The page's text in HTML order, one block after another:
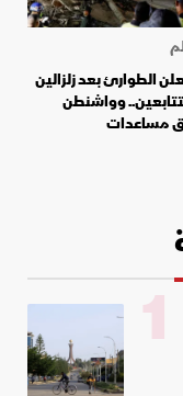
الطوارئ بعد زلزالين
وواشنطن
مساعدات
1